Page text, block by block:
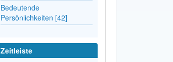
Bedeutende
Persönlichkeiten [42]
Zeitleiste